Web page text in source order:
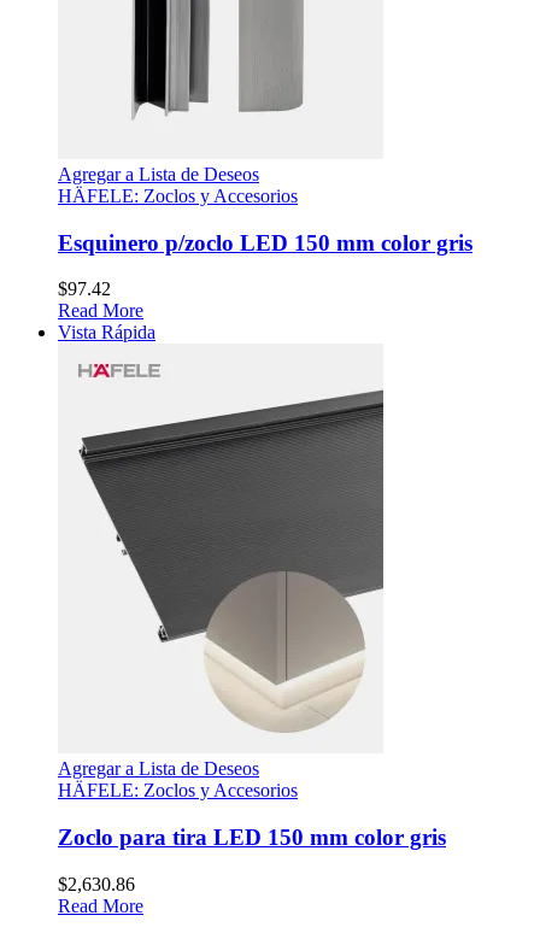
Agregar a Lista de Deseos
HÄFELE: Zoclos y Accesorios
Esquinero p/zoclo LED 150 mm color gris
$97.42
Read More
Vista Rápida
Agregar a Lista de Deseos
HÄFELE: Zoclos y Accesorios
Zoclo para tira LED 150 mm color gris
$2,630.86
Read More